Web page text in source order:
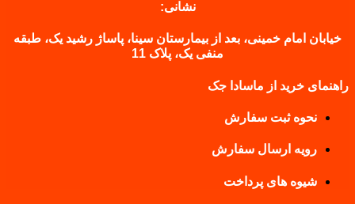
نشانی:
خیابان امام خمینی، بعد از بیمارستان سینا، پاساژ رشید یک، طبقه
منفی یک، پلاک 11
راهنمای خرید از ماسادا جک
نحوه ثبت سفارش
رویه ارسال سفارش
شیوه های پرداخت